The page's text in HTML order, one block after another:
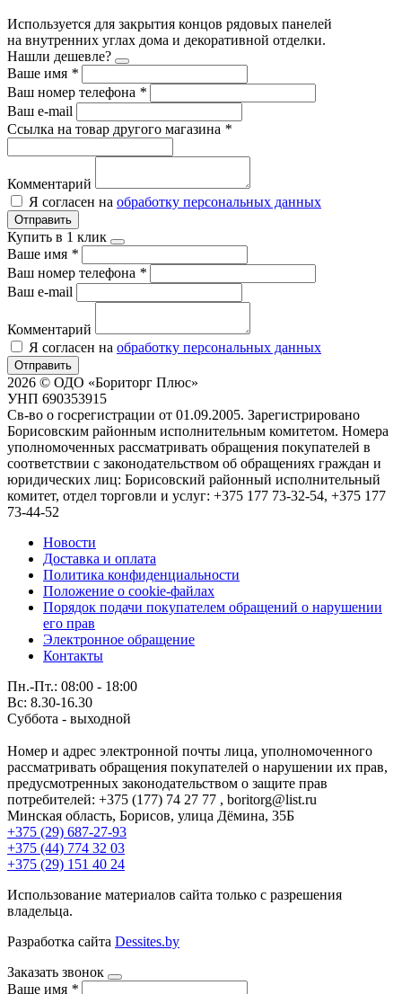
Используется для закрытия концов рядовых панелей
на внутренних углах дома и декоративной отделки.
Нашли дешевле?
Ваше имя *
Ваш номер телефона *
Ваш e-mail
Ссылка на товар другого магазина *
Комментарий
Я согласен на обработку персональных данных
Отправить
Купить в 1 клик
Ваше имя *
Ваш номер телефона *
Ваш e-mail
Комментарий
Я согласен на обработку персональных данных
Отправить
2026 © ОДО «Бориторг Плюс»
УНП 690353915
Св-во о госрегистрации от 01.09.2005. Зарегистрировано
Борисовским районным исполнительным комитетом. Номера
уполномоченных рассматривать обращения покупателей в
соответствии с законодательством об обращениях граждан и
юридических лиц: Борисовский районный исполнительный
комитет, отдел торговли и услуг: +375 177 73-32-54, +375 177
73-44-52
Новости
Доставка и оплата
Политика конфиденциальности
Положение о cookie-файлах
Порядок подачи покупателем обращений о нарушении
его прав
Электронное обращение
Контакты
Пн.-Пт.: 08:00 - 18:00
Вс: 8.30-16.30
Суббота - выходной
Номер и адрес электронной почты лица, уполномоченного
рассматривать обращения покупателей о нарушении их прав,
предусмотренных законодательством о защите прав
потребителей: +375 (177) 74 27 77 , boritorg@list.ru
Минская область, Борисов, улица Дёмина, 35Б
+375 (29) 687-27-93
+375 (44) 774 32 03
+375 (29) 151 40 24
Использование материалов сайта только с разрешения
владельца.
Разработка сайта Dessites.by
Заказать звонок
Ваше имя *